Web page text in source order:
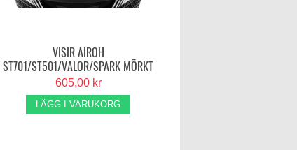
VISIR AIROH
ST701/ST501/VALOR/SPARK MÖRKT
605,00 kr
LÄGG I VARUKORG